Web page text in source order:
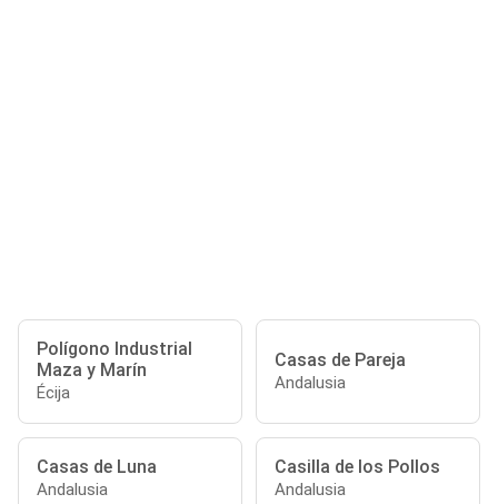
Polígono Industrial
Maza y Marín
Écija
Casas de Pareja
Andalusia
Casas de Luna
Andalusia
Casilla de los Pollos
Andalusia